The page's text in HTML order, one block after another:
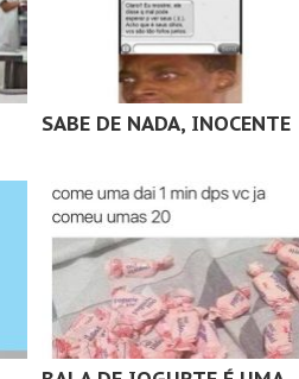
SABE DE NADA, INOCENTE